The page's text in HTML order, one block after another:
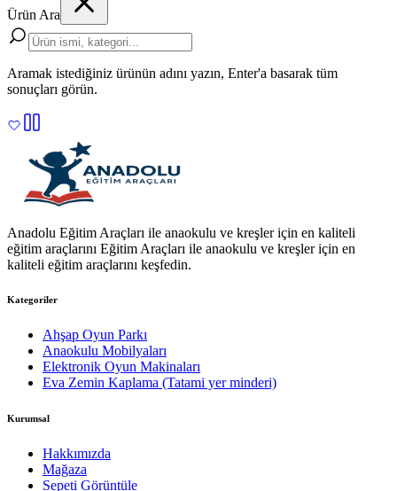
Ürün Ara
Aramak istediğiniz ürünün adını yazın, Enter'a basarak tüm
sonuçları görün.
Anadolu Eğitim Araçları ile anaokulu ve kreşler için en kaliteli
eğitim araçlarını Eğitim Araçları ile anaokulu ve kreşler için en
kaliteli eğitim araçlarını keşfedin.
Kategoriler
Ahşap Oyun Parkı
Anaokulu Mobilyaları
Elektronik Oyun Makinaları
Eva Zemin Kaplama (Tatami yer minderi)
Kurumsal
Hakkımızda
Mağaza
Sepeti Görüntüle